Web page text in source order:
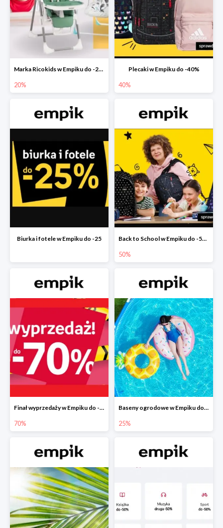
Marka Ricokids w Empiku do -20%
20%
Plecaki w Empiku do -40%
40%
Biurka i fotele w Empiku do -25 Back to School w Empiku do -50%
50%
Finał wyprzedaży w Empiku do -70%
70%
Baseny ogrodowe w Empiku do -25%
25%